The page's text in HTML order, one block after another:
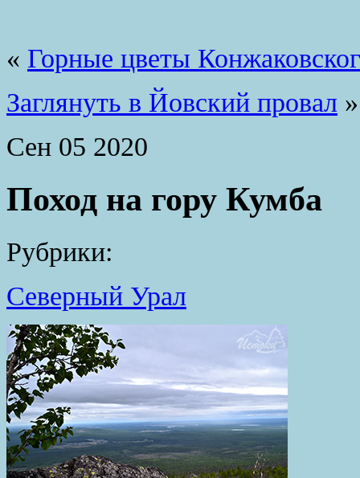
« Горные цветы
Заглянуть в Йовский провал »
Сен 05 2020
Поход на гору Кумба
Рубрики:
Северный Урал